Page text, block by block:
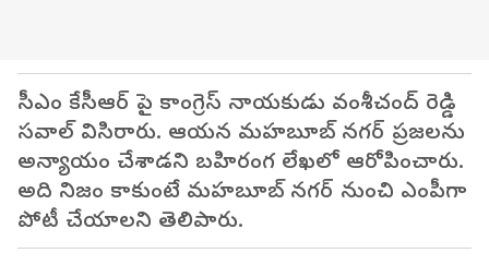
సీఎం కేసీఆర్ పై కాంగ్రెస్ నాయకుడు వంశీచంద్ రెడ్డి
సవాల్ విసిరారు. ఆయన మహబూబ్ నగర్ ప్రజలను
అన్యాయం చేశాడని బహిరంగ లేఖలో ఆరోపించారు.
అది నిజం కాకుంటే మహబూబ్ నగర్ నుంచి ఎంపీగా
పోటీ చేయాలని తెలిపారు.